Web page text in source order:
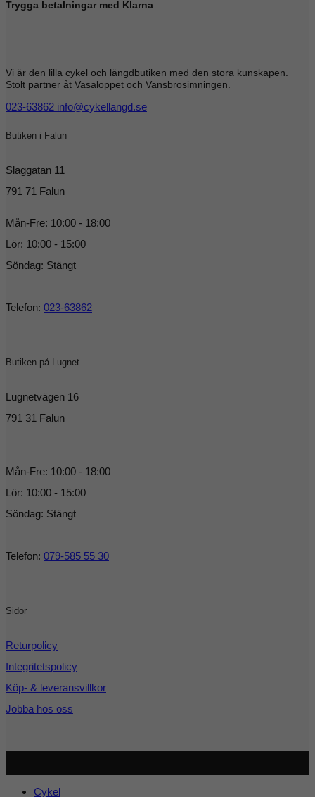
Trygga betalningar med Klarna
Vi är den lilla cykel och längdbutiken med den stora kunskapen.
Stolt partner åt Vasaloppet och Vansbrosimningen.
023-63862 info@cykellangd.se
Butiken i Falun
Slaggatan 11
791 71 Falun
Mån-Fre: 10:00 - 18:00
Lör: 10:00 - 15:00
Söndag: Stängt
Telefon: 023-63862
Butiken på Lugnet
Lugnetvägen 16
791 31 Falun
Mån-Fre: 10:00 - 18:00
Lör: 10:00 - 15:00
Söndag: Stängt
Telefon: 079-585 55 30
Sidor
Returpolicy
Integritetspolicy
Köp- & leveransvillkor
Jobba hos oss
Cykel